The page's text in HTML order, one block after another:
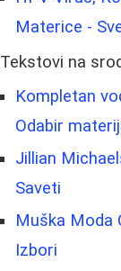
Materice -
Tekstovi na
Kompletan
Odabir
Jillian
Saveti
Muška Moda
Izbori